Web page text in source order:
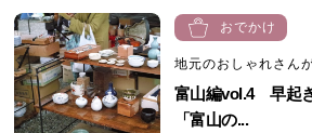
おでかけ
地元のおしゃれさん
富山編vol.4 早起
「富山の...